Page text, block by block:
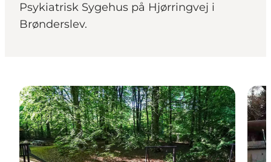
Psykiatrisk Sygehus på Hjørringvej i
Brønderslev.